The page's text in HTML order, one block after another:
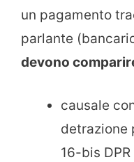
un pagamento
parlante
devono
causale
detrazione
16-bis